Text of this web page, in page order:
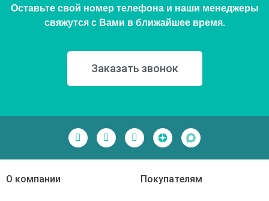
Оставьте свой номер телефона и наши менеджеры
свяжутся с Вами в ближайшее время.
Заказать звонок
О компании Покупателям